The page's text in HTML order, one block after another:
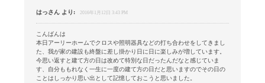
はっさん より: 2016年1月12日 3:43 PM
こんばんは
本日アーリーホームでクロスや照明器具などの打ち合わせをしてきまし
た、我が家の建設も終盤に差し掛かり日に日に楽しみが増しています。
今思い返すと建て方の日は改めて特別な日だったんだなと感じていま
す、自分ももれなく一生に一度の建て方の日だと思いますのでその日の
ことはしっかり思い出として記憶しておこうと思いました。